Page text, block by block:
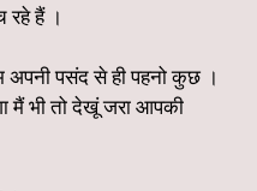
रहे हैं ।
पसंद से ही पहनो कुछ ।
मैं भी तो देखूं जरा आपकी